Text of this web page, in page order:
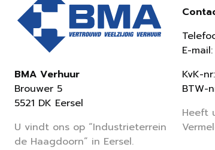
BMA Verhuur
Brouwer 5
5521 DK Eersel
U vindt ons op “Industrieterrein
de Haagdoorn” in Eersel.
E-mail:
KvK-
BTW-
Heeft